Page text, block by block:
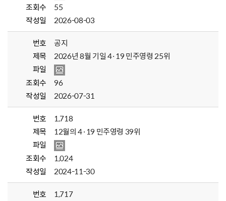
조회수
55
작성일
2026-08-03
번호
공지
제목
2026년 8월 기일 4·19 민주영령 25위
파일
조회수
96
작성일
2026-07-31
번호
1,718
제목
12월의 4·19 민주영령 39위
파일
조회수
1,024
작성일
2024-11-30
번호
1,717